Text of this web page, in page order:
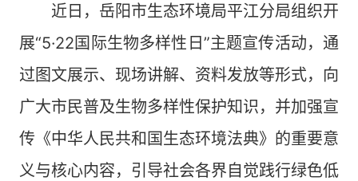
近日，岳阳市生态环境局平江分局组织开
展“5·22国际生物多样性日”主题宣传活动，通
过图文展示、现场讲解、资料发放等形式，向
广大市民普及生物多样性保护知识，并加强宣
传《中华人民共和国生态环境法典》的重要意
义与核心内容，引导社会各界自觉践行绿色低